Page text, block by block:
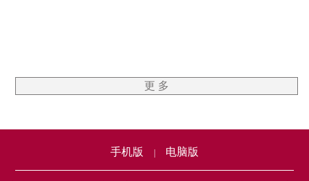
更 多
手机版 电脑版